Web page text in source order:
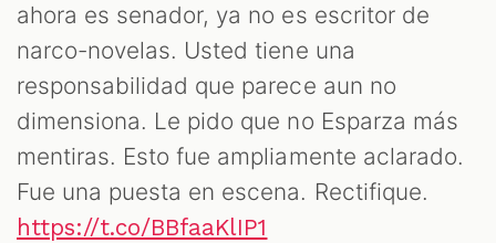
ahora es senador, ya no es escritor de
narco-novelas. Usted tiene una
responsabilidad que parece aun no
dimensiona. Le pido que no Esparza más
mentiras. Esto fue ampliamente aclarado.
Fue una puesta en escena. Rectifique.
https://t.co/BBfaaKlIP1